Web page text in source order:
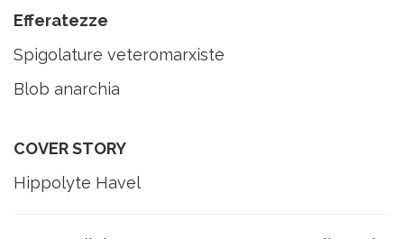
Efferatezze
Spigolature veteromarxiste
Blob anarchia
COVER STORY
Hippolyte Havel